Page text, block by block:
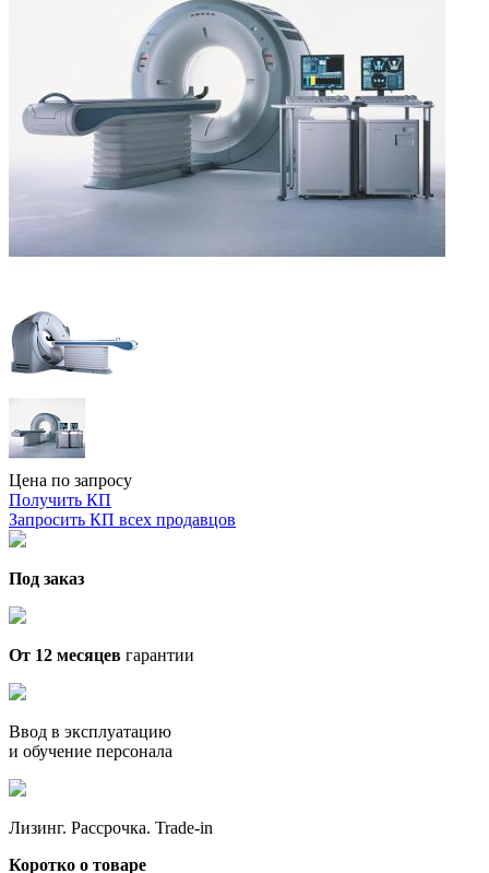
Цена по запросу
Получить КП
Запросить КП всех продавцов
Под заказ
От 12 месяцев гарантии
Ввод в эксплуатацию
и обучение персонала
Лизинг. Рассрочка. Trade-in
Коротко о товаре